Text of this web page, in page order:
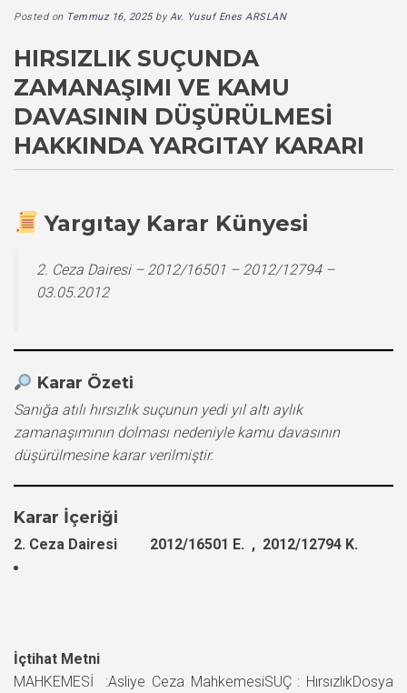
Posted on Temmuz 16, 2025byAv. Yusuf Enes ARSLAN
HIRSIZLIK SUÇUNDA
ZAMANAŞIMI VE KAMU
DAVASININ DÜŞÜRÜLMESI
HAKKINDA YARGITAY KARARI
Yargıtay Karar Künyesi
2. Ceza Dairesi – 2012/16501 – 2012/12794 –
03.05.2012
Karar Özeti
Sanığa atılı hırsızlık suçunun yedi yıl altı aylık
zamanaşımının dolması nedeniyle kamu davasının
düşürülmesine karar verilmiştir.
Karar İçeriği
2. Ceza Dairesi 2012/16501 E. , 2012/12794 K.
İçtihat Metni
MAHKEMESİ :Asliye Ceza MahkemesiSUÇ : HırsızlıkDosya